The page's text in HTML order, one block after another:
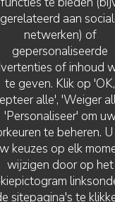
gerelateerd aan
netwerken) of
gepersonaliseerde
of inhoud
te geven. Klik op 'OK,
alle', 'Weiger
'Personaliseer' om
te beheren.
keuzes op elk
wijzigen door op het
sitepagina's te
locale et à la braise
produits sont frais,
four Josper. « Car
originelle, qui
» souligne
retrouve bien
les palourdes
et la brousse
un menu de midi